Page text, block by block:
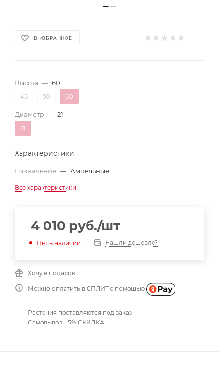
В ИЗБРАННОЕ
Высота — 60
45
50 60
Диаметр — 21
21
Характеристики
Назначение — Ампельные
Все характеристики
4 010 руб./шт
Нет в наличии Нашли дешевле?
Хочу в подарок
Можно оплатить в СПЛИТ с помощью
Растения поставляются под заказ
Самовывоз – 5% СКИДКА